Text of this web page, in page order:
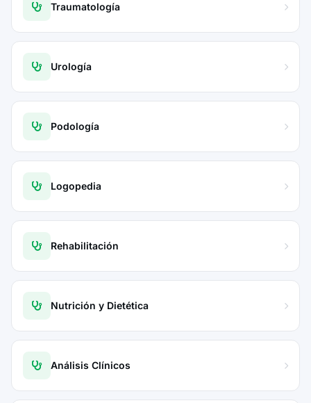
Traumatología
Urología
Podología
Logopedia
Rehabilitación
Nutrición y Dietética
Análisis Clínicos